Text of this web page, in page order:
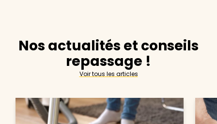
Nos actualités et conseils
repassage !
Voir tous les articles